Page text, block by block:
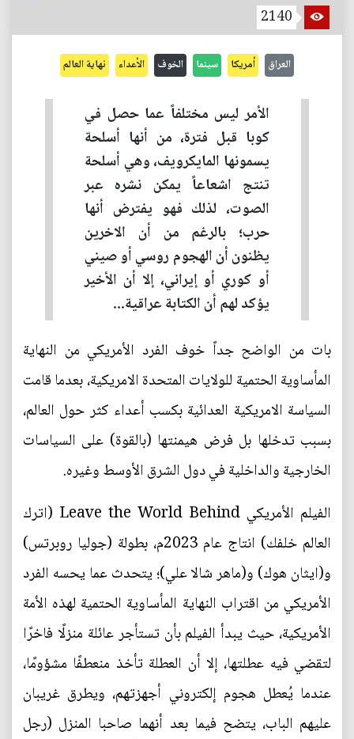
2140
العراق أمريكا سينما الخوف الأعداء نهاية العالم
الأمر ليس مختلفاً عما حصل في
كوبا قبل فترة، من أنها أسلحة
يسمونها المايكرويف، وهي أسلحة
تنتج اشعاعاً يمكن نشره عبر
الصوت، لذلك فهو يفترض أنها
حرب؛ بالرغم من أن الاخرين
يظنون أن الهجوم روسي أو صيني
أو كوري أو إيراني، إلا أن الأخير
يؤكد لهم أن الكتابة عراقية...
بات من الواضح جداً خوف الفرد الأمريكي من النهاية
المأساوية الحتمية للولايات المتحدة الامريكية، بعدما قامت
السياسة الامريكية العدائية بكسب أعداء كثر حول العالم،
بسبب تدخلها بل فرض هيمنتها (بالقوة) على السياسات
الخارجية والداخلية في دول الشرق الأوسط وغيره.
الفيلم الأمريكي Leave the World Behind (اترك
العالم خلفك) انتاج عام 2023م، بطولة (جوليا روبرتس)
و(ايثان هوك) و(ماهر شالا علي)؛ يتحدث عما يحسه الفرد
الأمريكي من اقتراب النهاية المأساوية الحتمية لهذه الأمة
الأمريكية، حيث يبدأ الفيلم بأن تستأجر عائلة منزلًا فاخرًا
لتقضي فيه عطلتها، إلا أن العطلة تأخذ منعطفًا مشؤومًا،
عندما يُعطل هجوم إلكتروني أجهزتهم، ويطرق غريبان
عليهم الباب، يتضح فيما بعد أنهما صاحبا المنزل (رجل